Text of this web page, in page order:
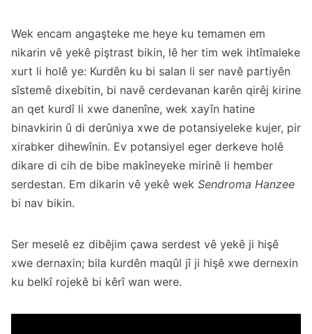
Wek encam angaşteke me heye ku temamen em
nikarin vê yekê piştrast bikin, lê her tim wek ihtîmaleke
xurt li holê ye: Kurdên ku bi salan li ser navê partiyên
sîstemê dixebitin, bi navê cerdevanan karên qirêj kirine
an qet kurdî li xwe danenîne, wek xayîn hatine
binavkirin û di derûniya xwe de potansiyeleke kujer, pir
xirabker dihewînin. Ev potansiyel eger derkeve holê
dikare di cih de bibe makîneyeke mirinê li hember
serdestan. Em dikarin vê yekê wek Sendroma Hanzee
bi nav bikin.
Ser meselê ez dibêjim çawa serdest vê yekê ji hişê
xwe dernaxin; bila kurdên maqûl jî ji hişê xwe dernexin
ku belkî rojekê bi kêrî wan were.